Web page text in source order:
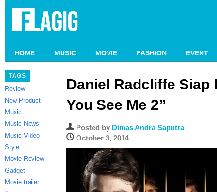
HOME MUSIC MOVIE FASHION EVENT
TAGS
Review
New Product
Music
Music News
Music Video
Style
Movie Review
Gadget
Movie trailer
Daniel Radcliffe Siap
You See Me 2”
Posted by Dimas Andra Saputra
October 3, 2014